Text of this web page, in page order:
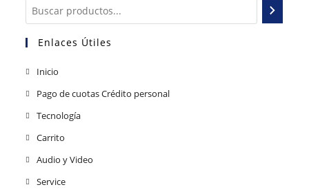
Enlaces Útiles
Inicio
Pago de cuotas Crédito personal
Tecnología
Carrito
Audio y Video
Service